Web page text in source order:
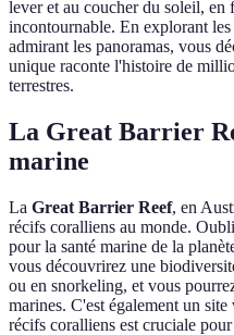
lever et au coucher du soleil, en
incontournable. En explorant les
admirant les panoramas, vous
unique raconte l'histoire de
terrestres.
La Great Barrier
marine
La Great Barrier Reef, en
récifs coralliens au monde.
pour la santé marine de la
vous découvrirez une
ou en snorkeling, et vous
marines. C'est également un
récifs coralliens est cruciale